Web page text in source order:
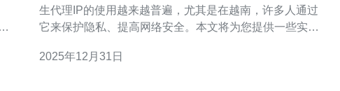
生代理IP的使用越来越普遍，尤其是在越南，许多人通过
它来保护隐私、提高网络安全。本文将为您提供一些实用
以下是您需要了解的三大精华： 1. 选择可靠的代理服务 在
2025年12月31日